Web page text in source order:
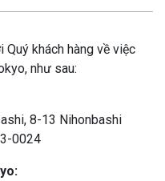
Quý khách hàng về việc
như sau:
8-13 Nihonbashi
0024